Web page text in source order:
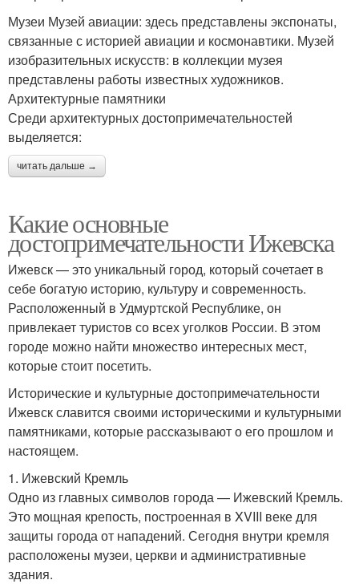
Музеи Музей авиации: здесь представлены экспонаты,
связанные с историей авиации и космонавтики. Музей
изобразительных искусств: в коллекции музея
представлены работы известных художников.
Архитектурные памятники
Среди архитектурных достопримечательностей
выделяется:
читать дальше →
Какие основные
достопримечательности Ижевска
Ижевск — это уникальный город, который сочетает в
себе богатую историю, культуру и современность.
Расположенный в Удмуртской Республике, он
привлекает туристов со всех уголков России. В этом
городе можно найти множество интересных мест,
которые стоит посетить.
Исторические и культурные достопримечательности
Ижевск славится своими историческими и культурными
памятниками, которые рассказывают о его прошлом и
настоящем.
1. Ижевский Кремль
Одно из главных символов города — Ижевский Кремль.
Это мощная крепость, построенная в XVIII веке для
защиты города от нападений. Сегодня внутри кремля
расположены музеи, церкви и административные
здания.